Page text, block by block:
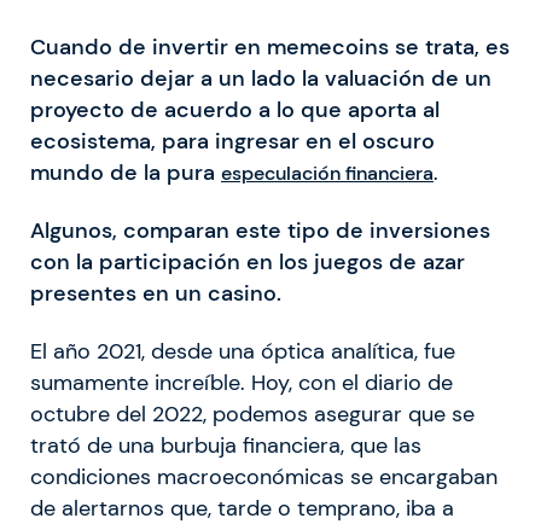
Cuando de invertir en memecoins se trata, es
necesario dejar a un lado la valuación de un
proyecto de acuerdo a lo que aporta al
ecosistema, para ingresar en el oscuro
mundo de la pura especulación financiera.
Algunos, comparan este tipo de inversiones
con la participación en los juegos de azar
presentes en un casino.
El año 2021, desde una óptica analítica, fue
sumamente increíble. Hoy, con el diario de
octubre del 2022, podemos asegurar que se
trató de una burbuja financiera, que las
condiciones macroeconómicas se encargaban
de alertarnos que, tarde o temprano, iba a